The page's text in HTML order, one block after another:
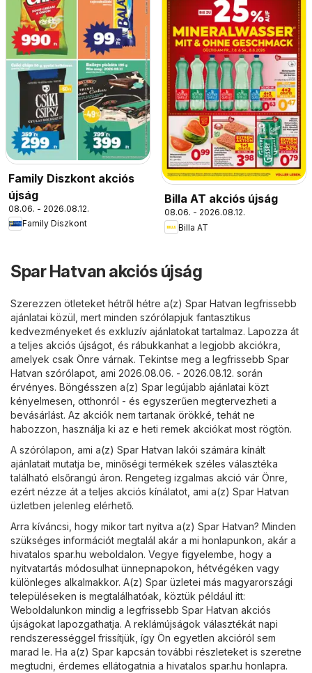
Family Diszkont akciós
újság
08.06. - 2026.08.12.
Family Diszkont
Billa AT akciós újság
08.06. - 2026.08.12.
Billa AT
Spar Hatvan akciós újság
Szerezzen ötleteket hétről hétre a(z) Spar Hatvan legfrissebb
ajánlatai közül, mert minden szórólapjuk fantasztikus
kedvezményeket és exkluzív ajánlatokat tartalmaz. Lapozza át
a teljes akciós újságot, és rábukkanhat a legjobb akciókra,
amelyek csak Önre várnak. Tekintse meg a legfrissebb Spar
Hatvan szórólapot, ami 2026.08.06. - 2026.08.12. során
érvényes. Böngésszen a(z) Spar legújabb ajánlatai közt
kényelmesen, otthonról - és egyszerűen megtervezheti a
bevásárlást. Az akciók nem tartanak örökké, tehát ne
habozzon, használja ki az e heti remek akciókat most rögtön.
A szórólapon, ami a(z) Spar Hatvan lakói számára kínált
ajánlatait mutatja be, minőségi termékek széles választéka
található elsőrangú áron. Rengeteg izgalmas akció vár Önre,
ezért nézze át a teljes akciós kínálatot, ami a(z) Spar Hatvan
üzletben jelenleg elérhető.
Arra kíváncsi, hogy mikor tart nyitva a(z) Spar Hatvan? Minden
szükséges információt megtalál akár a mi honlapunkon, akár a
hivatalos spar.hu weboldalon. Vegye figyelembe, hogy a
nyitvatartás módosulhat ünnepnapokon, hétvégéken vagy
különleges alkalmakkor. A(z) Spar üzletei más magyarországi
településeken is megtalálhatóak, köztük például itt:
Weboldalunkon mindig a legfrissebb Spar Hatvan akciós
újságokat lapozgathatja. A reklámújságok választékát napi
rendszerességgel frissítjük, így Ön egyetlen akcióról sem
marad le. Ha a(z) Spar kapcsán további részleteket is szeretne
megtudni, érdemes ellátogatnia a hivatalos spar.hu honlapra.